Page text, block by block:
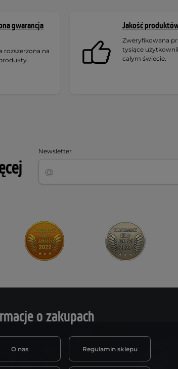
gwarancja
rozszerzona na
Jakość
Zweryfikowana
tysiące
całym świecie.
Newsletter
o zakupach
O nas Regulamin sklepu